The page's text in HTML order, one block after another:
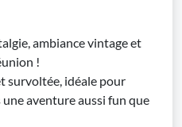
ambiance vintage et
!
survoltée, idéale pour
aventure aussi fun que